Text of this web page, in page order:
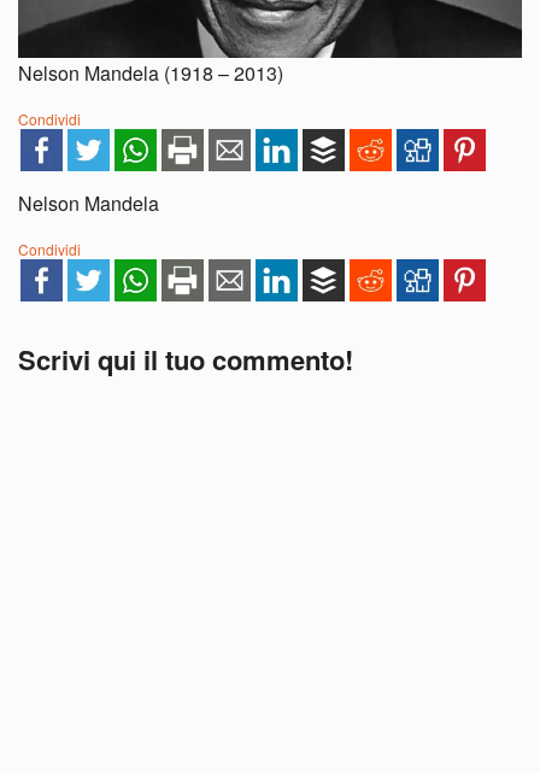
Nelson Mandela (1918 – 2013)
Condividi
Nelson Mandela
Condividi
Scrivi qui il tuo commento!